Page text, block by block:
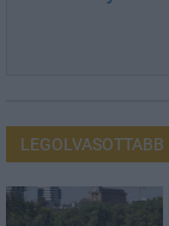
LEGOLVASOTTABB